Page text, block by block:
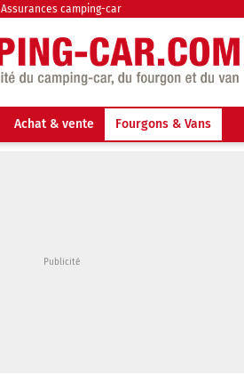
Assurances camping-car
Achat & vente Fourgons & Vans